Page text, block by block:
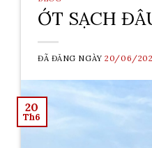
ỚT SẠCH
ĐÃ ĐĂNG NGÀY20/06/
20
Th6